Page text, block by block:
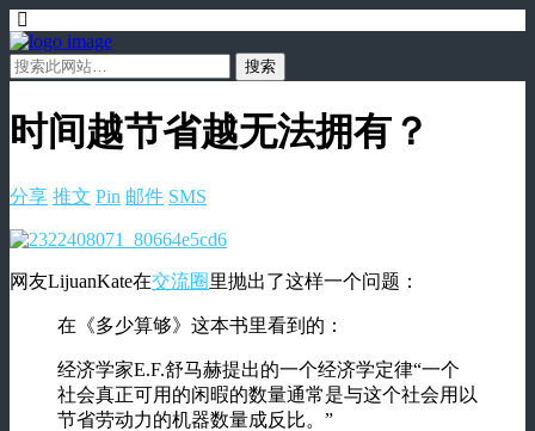
时间越节省越无法拥有？
分享 推文 Pin 邮件 SMS
网友LijuanKate在交流圈里抛出了这样一个问题：
在《多少算够》这本书里看到的：
经济学家E.F.舒马赫提出的一个经济学定律“一个
社会真正可用的闲暇的数量通常是与这个社会用以
节省劳动力的机器数量成反比。”